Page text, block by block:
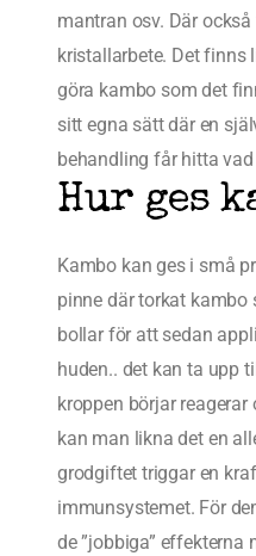
mantran osv. Där
kristallarbete. Det
göra kambo som det
sitt egna sätt där en
behandling får hitta
Hur ges
Kambo kan ges i små
pinne där torkat kambo
bollar för att sedan
huden.. det kan ta upp
kroppen börjar
kan man likna det en
grodgiftet triggar en
immunsystemet. För
de ”jobbiga” effekterna